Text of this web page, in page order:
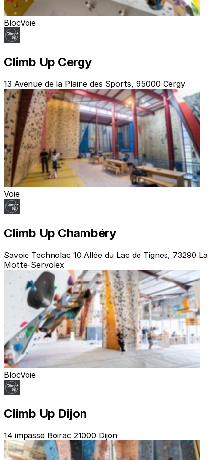
BlocVoie
Climb Up Cergy
13 Avenue de la Plaine des Sports, 95000 Cergy
Voie
Climb Up Chambéry
Savoie Technolac 10 Allée du Lac de Tignes, 73290 La
Motte-Servolex
BlocVoie
Climb Up Dijon
14 impasse Boirac 21000 Dijon